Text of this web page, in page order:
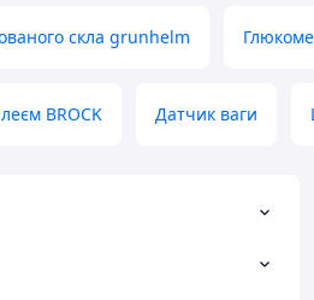
скла grunhelm
BROCK Датчик ваги